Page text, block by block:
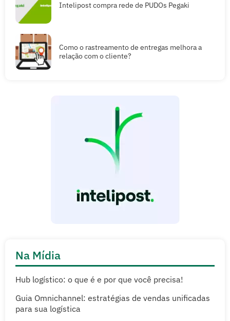
Intelipost compra rede de PUDOs Pegaki
Como o rastreamento de entregas melhora a
relação com o cliente?
Na Mídia
Hub logístico: o que é e por que você precisa!
Guia Omnichannel: estratégias de vendas unificadas
para sua logística